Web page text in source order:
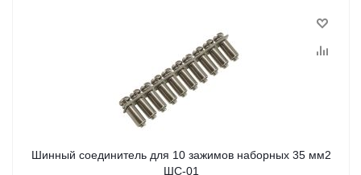
Шинный соединитель для 10 зажимов наборных 35 мм2
ШС-01